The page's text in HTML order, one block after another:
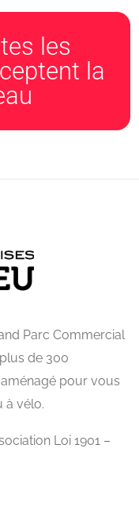
les
la
Parc Commercial
de 300
pour vous
à vélo.
Loi 1901 –